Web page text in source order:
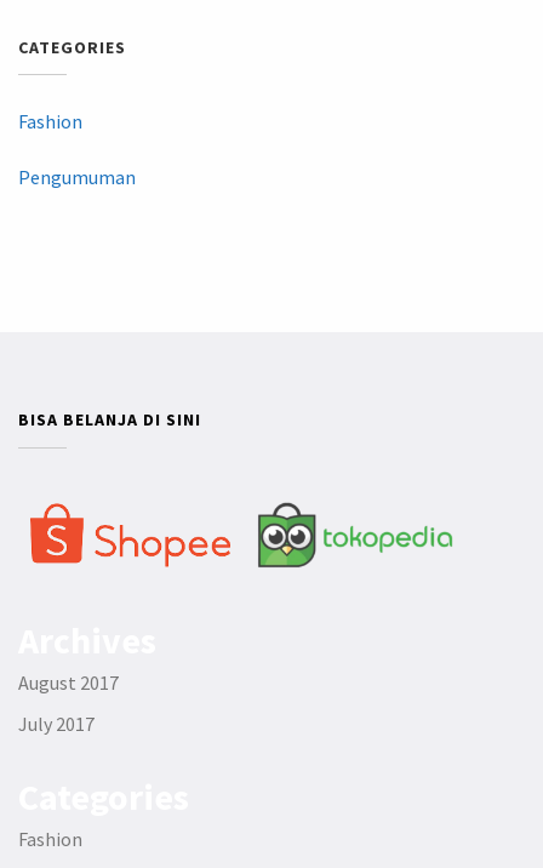
CATEGORIES
Fashion
Pengumuman
BISA BELANJA DI SINI
August 2017
July 2017
Fashion